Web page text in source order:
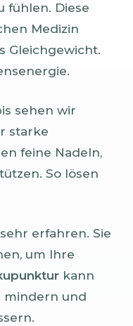
fühlen. Diese
Medizin
Gleichgewicht.
sehen wir
starke
feine Nadeln,
So lösen
erfahren. Sie
um Ihre
kann
mindern und